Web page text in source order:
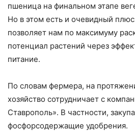
пшеница на финальном этапе
Но в этом есть и очевидный
позволяет нам по максимуму
потенциал растений через
питание.
По словам фермера, на
хозяйство сотрудничает с
Ставрополь». В частности,
фосфорсодержащие удобрения.